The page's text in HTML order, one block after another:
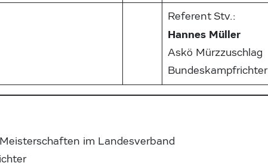
Referent Stv.:
Hannes Müller
Askö Mürzzuschlag
Bundeskampfrichter
im Landesverband